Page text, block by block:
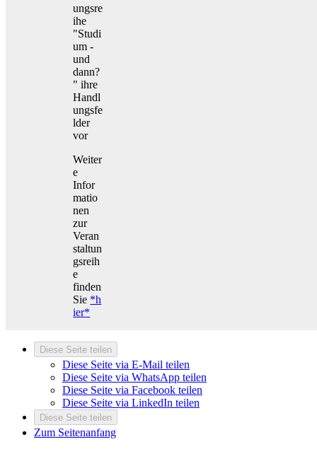
ungsre
ihe
"Studi
um -
und
dann?
" ihre
Handl
ungsfe
lder
vor
Weiter
e
Infor
matio
nen
zur
Veran
staltun
gsreih
e
finden
Sie *h
ier*
Diese Seite teilen
Diese Seite via E-Mail teilen
Diese Seite via WhatsApp teilen
Diese Seite via Facebook teilen
Diese Seite via LinkedIn teilen
Diese Seite teilen
Zum Seitenanfang